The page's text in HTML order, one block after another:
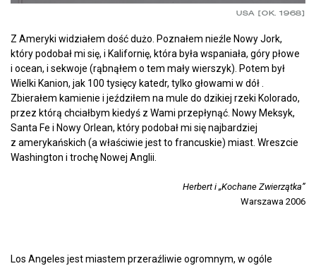
USA [OK. 1968]
Z Ameryki widziałem dość dużo. Poznałem nieźle Nowy Jork,
który podobał mi się, i Kalifornię, która była wspaniała, góry płowe
i ocean, i sekwoje (rąbnąłem o tem mały wierszyk). Potem był
Wielki Kanion, jak 100 tysięcy katedr, tylko głowami w dół .
Zbierałem kamienie i jeździłem na mule do dzikiej rzeki Kolorado,
przez którą chciałbym kiedyś z Wami przepłynąć. Nowy Meksyk,
Santa Fe i Nowy Orlean, który podobał mi się najbardziej
z amerykańskich (a właściwie jest to francuskie) miast. Wreszcie
Washington i trochę Nowej Anglii.
Herbert i „Kochane Zwierzątka”
Warszawa 2006
Los Angeles jest miastem przeraźliwie ogromnym, w ogóle